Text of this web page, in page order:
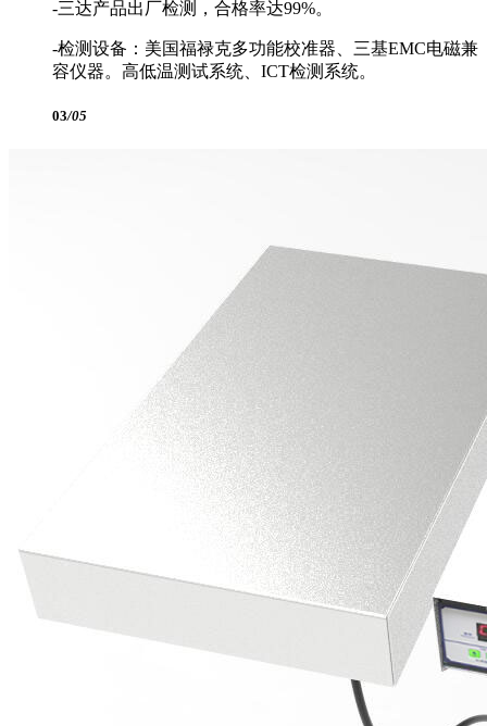
-三达产品出厂检测，合格率达99%。
-检测设备：美国福禄克多功能校准器、三基EMC电磁兼
容仪器。高低温测试系统、ICT检测系统。
03/05